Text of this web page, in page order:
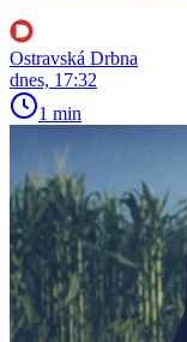
Ostravská Drbna
dnes, 17:32
1 min